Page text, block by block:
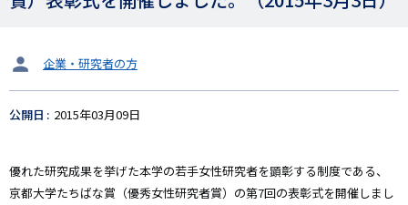
タ
ッ
企業・研究者の方
公開日 2015年03月09日
優れた研究成果を挙げた本学の若手女性研究者を顕彰する制度である、
京都大学たちばな賞（優秀女性研究者賞）の第7回の表彰式を開催しまし